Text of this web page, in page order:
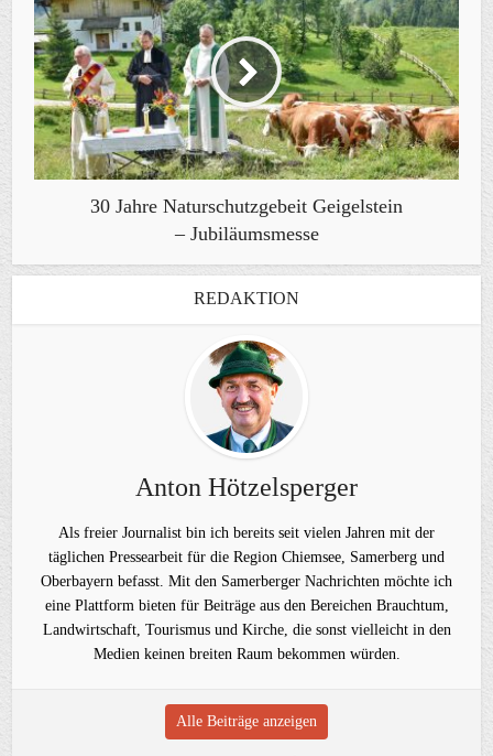
30 Jahre Naturschutzgebeit Geigelstein
– Jubiläumsmesse
REDAKTION
Anton Hötzelsperger
Als freier Journalist bin ich bereits seit vielen Jahren mit der
täglichen Pressearbeit für die Region Chiemsee, Samerberg und
Oberbayern befasst. Mit den Samerberger Nachrichten möchte ich
eine Plattform bieten für Beiträge aus den Bereichen Brauchtum,
Landwirtschaft, Tourismus und Kirche, die sonst vielleicht in den
Medien keinen breiten Raum bekommen würden.
Alle Beiträge anzeigen